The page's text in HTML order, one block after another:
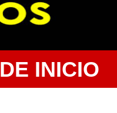
INICIO